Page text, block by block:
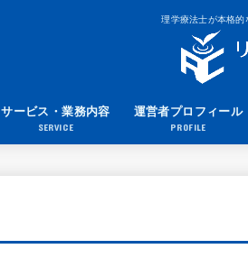
理学療法士が本格的
サービス・業務内容
SERVICE
運営者プロフィール
PROFILE